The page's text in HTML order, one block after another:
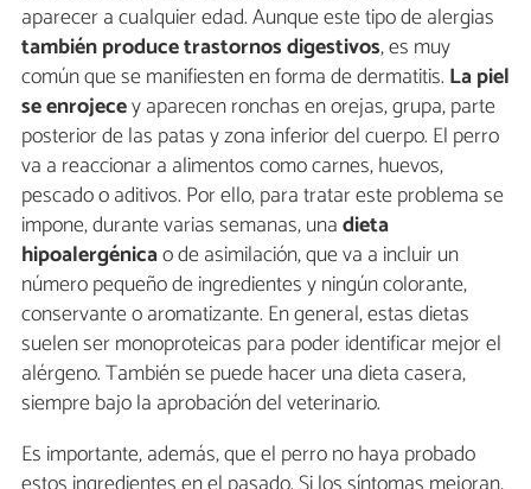
aparecer a cualquier edad. Aunque este tipo de alergias
también produce trastornos digestivos, es muy
común que se manifiesten en forma de dermatitis. La piel
se enrojecey aparecen ronchas en orejas, grupa, parte
posterior de las patas y zona inferior del cuerpo. El perro
va a reaccionar a alimentos como carnes, huevos,
pescado o aditivos. Por ello, para tratar este problema se
impone, durante varias semanas, unadieta
hipoalergénicao de asimilación, que va a incluir un
número pequeño de ingredientes y ningún colorante,
conservante o aromatizante. En general, estas dietas
suelen ser monoproteicas para poder identificar mejor el
alérgeno. También se puede hacer una dieta casera,
siempre bajo la aprobación del veterinario.
Es importante, además, que el perro no haya probado